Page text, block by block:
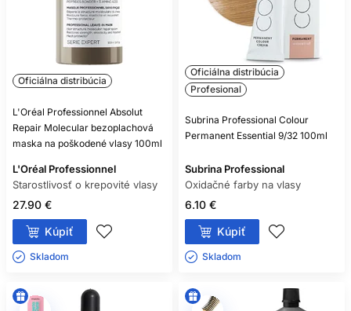
Oficiálna distribúcia
L'Oréal Professionnel Absolut
Repair Molecular bezoplachová
maska na poškodené vlasy 100ml
L'Oréal Professionnel
Starostlivosť o krepovité vlasy
27.90 €
Kúpiť
Skladom ㅤ
Oficiálna distribúcia
Profesional
Subrina Professional Colour
Permanent Essential 9/32 100ml
Subrina Professional
Oxidačné farby na vlasy
6.10 €
Kúpiť
Skladom ㅤ